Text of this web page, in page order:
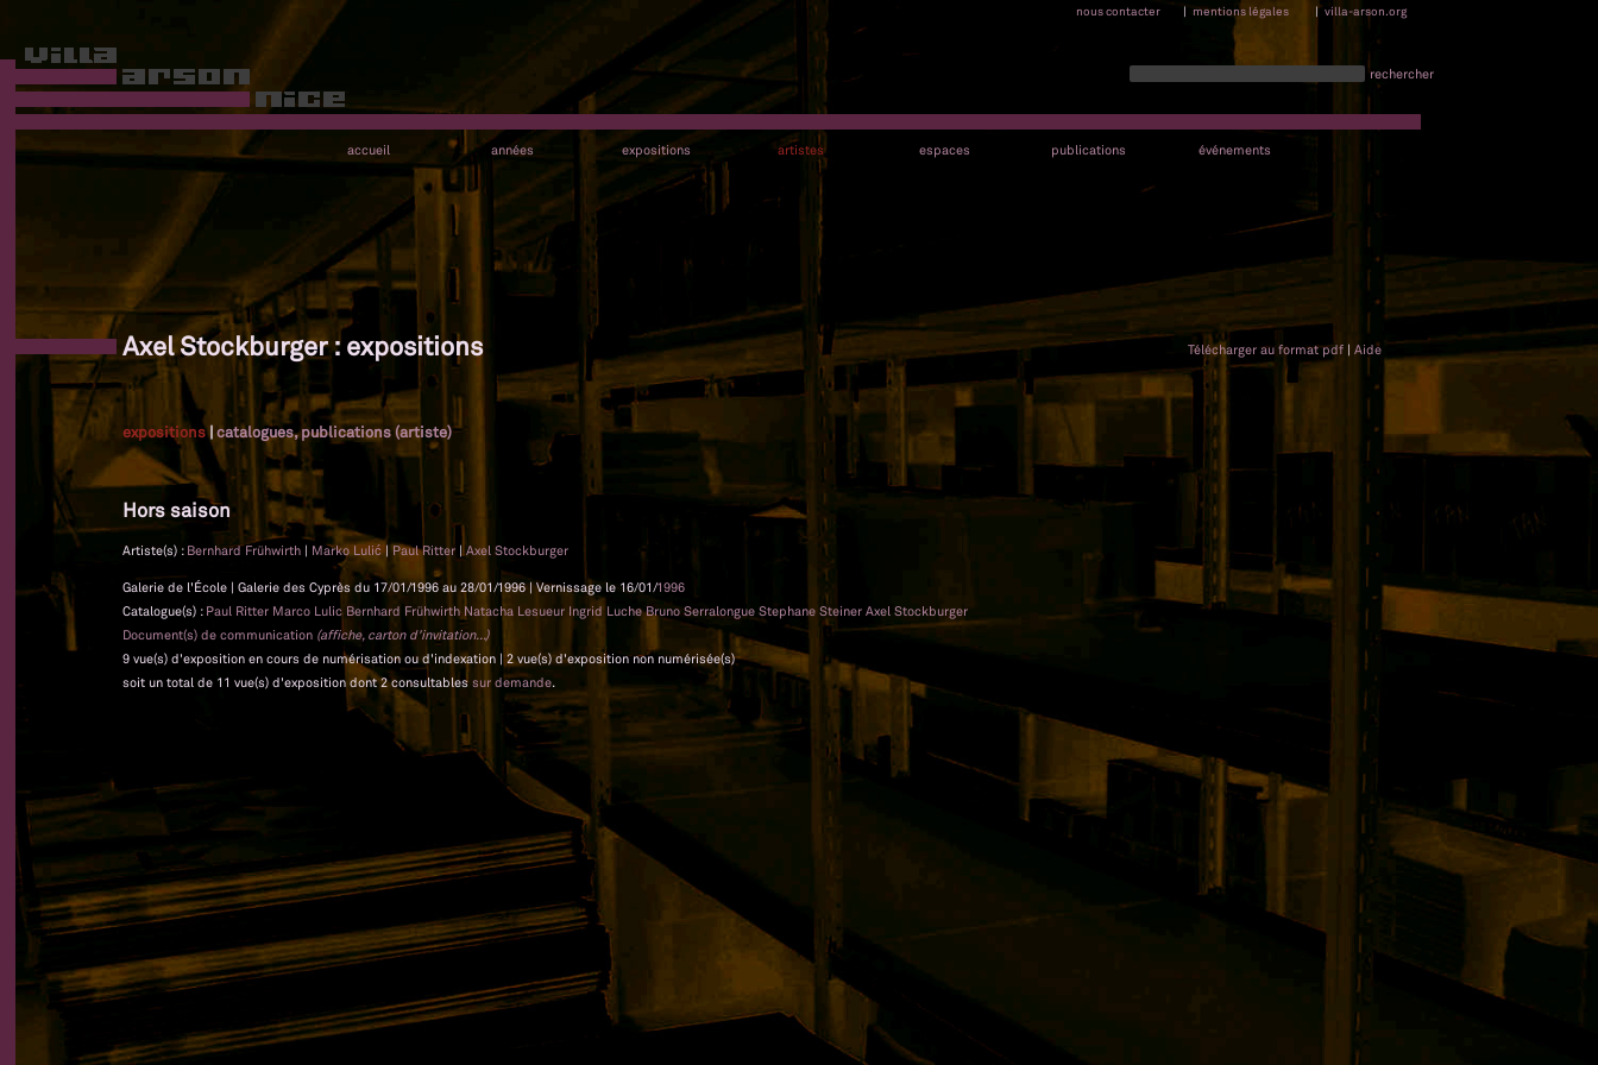
nous contacter | mentions légales | villa-arson.org
rechercher
accueil années expositions artistes espaces publications événements
Axel Stockburger : expositions Télécharger au format pdf | Aide
expositions|catalogues, publications (artiste)
Hors saison
Artiste(s) : Bernhard Frühwirth | Marko Lulić|Paul Ritter | Axel Stockburger
Galerie de l'École | Galerie des Cyprès du 17/01/1996 au 28/01/1996 | Vernissage le 16/01/1996
Catalogue(s) : Paul Ritter Marco Lulic Bernhard Frühwirth Natacha Lesueur Ingrid Luche Bruno Serralongue Stephane Steiner Axel Stockburger
Document(s) de communication (affiche, carton d'invitation...)
9 vue(s) d'exposition en cours de numérisation ou d'indexation | 2 vue(s) d'exposition non numérisée(s)
soit un total de 11 vue(s) d'exposition dont 2 consultables sur demande.